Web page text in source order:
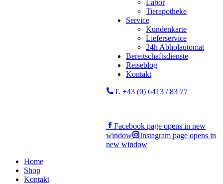
Labor
Tierapotheke
Service
Kundenkarte
Lieferservice
24h Abholautomat
Bereitschaftsdienste
Reiseblog
Kontakt
T. +43 (0) 6413 / 83 77
Facebook page opens in new
window
Instagram page opens in
new window
Home
Shop
Kontakt